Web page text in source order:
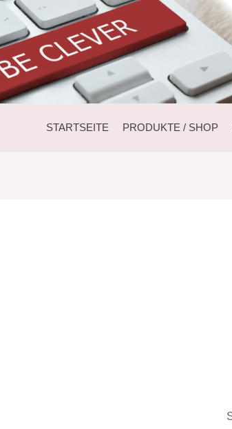
STARTSEITE PRODUKTE / SHOP